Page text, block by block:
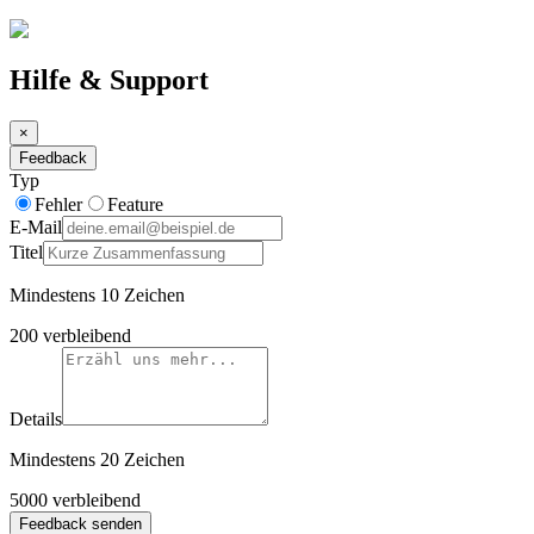
Hilfe & Support
×
Feedback
Typ
Fehler
Feature
E-Mail
Titel
Mindestens 10 Zeichen
200 verbleibend
Details
Mindestens 20 Zeichen
5000 verbleibend
Feedback senden